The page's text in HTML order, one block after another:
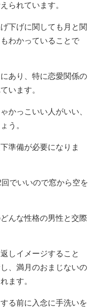
られています。
下げに関しても月と関
わかっていることで
あり、特に恋愛関係の
います。
かっこいい人がいい、
う。
準備が必要になりま
でいいので窓から空を
んな性格の男性と交際
しイメージすること
、満月のおまじないの
ます。
る前に入念に手洗いを